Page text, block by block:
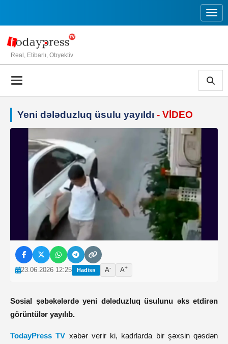
Real, Etibarlı, Obyektiv
Yeni dələduzluq üsulu yayıldı - VİDEO
23.06.2026 12:25 Hadisə A- A+
Sosial şəbəkələrdə yeni dələduzluq üsulunu əks etdirən
görüntülər yayılıb.
TodayPress TV xəbər verir ki, kadrlarda bir şəxsin qəsdən